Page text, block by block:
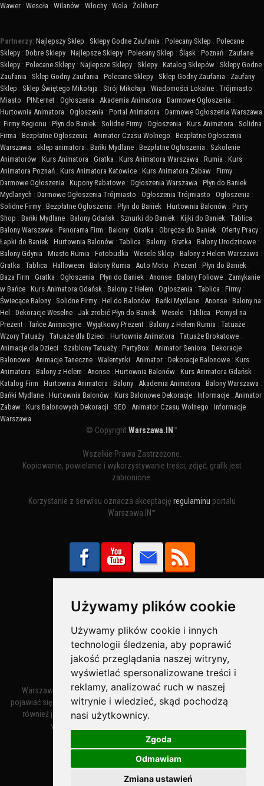
Używamy plików cookie
Używamy plików cookie i innych
technologii śledzenia, aby poprawić
jakość przeglądania naszej witryny,
wyświetlać spersonalizowane treści i
reklamy, analizować ruch w naszej
witrynie i wiedzieć, skąd pochodzą
nasi użytkownicy.
Zgoda
Odmawiam
Zmiana ustawień
Wawer : Wesoła : Wilanów : Włochy : Wola : Żoliborz
Partnerzy: Najlepszy Sklep : Sklepy Godne Zaufania : Polecany Sklep : Polecane
Sklepy : Dobre Sklepy : Najlepsze Sklepy : Polecany Sklep : Śląsk : Poznań : Zaufane
Sklepy : Polecane Sklepy : Najlepsze Sklepy : Sklepy : Katalog Sklepów : Sklepy Godne
Zaufania : Sklep Godny Zaufania : Polecane Sklepy : Sklep Godny Zaufania : Zaufany
Sklep : Sklep Świętego Mikołaja : Strój Mikołaja : Wiadomości Lokalne : Trójmiasto :
Miasto : PINternet : Ogłoszenia : Akademia Animatora : Darmowe Ogłoszenia :
Hurtownia Animatora : Ogłoszenia : Portal Animatora : Darmowe Ogłoszenia Warszawa
: Firmy Regionu : Płyn do Baniek : Solidne Firmy : Ogłoszenia : Kurs Animatora : Solidna
Firma : Bezpłatne Ogłoszenia : Animator Czasu Wolnego : Bezpłatne Ogłoszenia
Warszawa : sklep animatora : Bańki Mydlane : Bezpłatne Ogłoszenia : Szkolenie
Animatorów : Kurs Animatora : Gratka : Kurs Animatora Warszawa : Rumia : Kurs
Animatora Poznań : Kurs Animatora Katowice : Kurs Animatora Zabaw : Firmy :
Darmowe Ogłoszenia : Kupony Rabatowe : Ogłoszenia Warszawa : Płyn do Baniek
Mydlanych : Darmowe Ogłoszenia Trójmiasto : Ogłoszenia Trójmiasto : Ogłoszenia :
Solidne Firmy : Bezpłatne Ogłoszenia : Płyn do Baniek : Hurtownia Balonów : Party
Shop : Bańki Mydlane : Balony Gdańsk : Sznurki do Baniek : Kijki do Baniek : Tablica :
Balony Warszawa : Panorama Firm : Balony : Gratka : Obręcze do Baniek : Oferty Pracy :
Łapki do Baniek : Hurtownia Balonów : Tablica : Balony : Gratka : Balony Urodzinowe :
Balony Gdynia : Miasto Rumia : Fotobudka : Wesele Sklep : Balony z Helem Warszawa :
Gratka : Tablica : Halloween : Balony Rumia : Auto Moto : Prezent : Płyn do Baniek :
Baza Firm : Gratka : Ogłoszenia : Płyn do Baniek : Anonse : Balony Foliowe : Zamykanie
w Bańce : Kurs Animatora Gdańsk : Balony z Helem : Ogłoszenia : Tablica : Firmy :
Świecące Balony : Solidne Firmy : Hel do Balonów : Bańki Mydlane : Anonse : Balony na
Hel : Dekoracje Weselne : Jak zrobić Płyn do Baniek : Wesele : Tablica : Pomysł na
Prezent : Tańce Animacyjne : Wyjątkowy Prezent : Balony z Helem Rumia : Tatuaże :
Wzory Tatuaży : Tatuaże dla Dzieci : Hurtownia Animatora : Tatuaże Brokatowe :
Animacje dla Dzieci : Szablony Tatuaży : PartyBox : Animator Seniora : Dekoracje
Balonowe : Animacje Taneczne : Walentynki : Animator : Dekoracje Balonowe : Kurs
Animatora : Balony z Helem : Anonse : Hurtownia Balonów : Kurs Animatora Gdańsk :
Katalog Firm : Hurtownia Animatora : Balony : Akademia Animatora : Balony Warszawa :
Bańki Mydlane : Hurtownia Balonów : Kurs Balonowe Dekoracje : Informacje : Animator
Zabaw : Kurs Balonowych Dekoracji : SEO : Animator Czasu Wolnego : Informacje
Warszawa
© CopyrightWarszawa.IN ™
Wszelkie Prawa Zastrzeżone.
Kopiowanie, powielanie i wykorzystywanie treści, zdjęć, grafik jest
zabronione.
Korzystanie z serwisu oznacza akceptację regulaminu portalu
Warszawa.IN™
Bezpieczne Płatności obsługuje:
Warszawa – miasto stołeczne Warszawa. Nazwa miasta zaczęła
pojawiać się w dokumentach w XIV wieku jako Warszewa, a od XV wieku
również jako Warszowa. Zmiana nazwy na Warszawa w XV wieku
wynikała z mazowieckiej wymowy dialektycznej.